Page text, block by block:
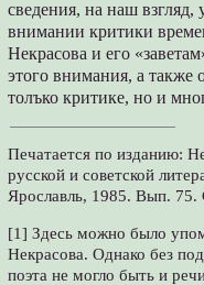
сведения, на наш
внимании критики
Некрасова и его
этого внимания, а
толъко критике, но и
Печатается по изданию:
русской и советской
Ярославль, 1985. Вып.
[1] Здесь можно было
Некрасова. Однако без
поэта не могло быть и